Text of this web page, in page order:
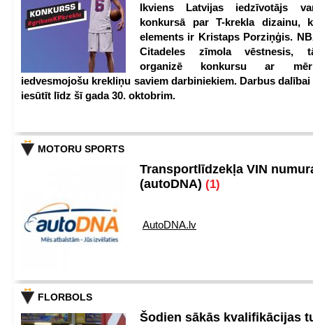
Ikviens Latvijas iedzīvotājs
konkursā par T-krekla dizainu,
elements ir Kristaps Porziņģis.
Citadeles zīmola vēstnesis,
organizē konkursu ar
iedvesmojošu krekliņu saviem darbiniekiem. Darbus
iesūtīt līdz šī gada 30. oktobrim.
MOTORU SPORTS
Transportlīdzekļa VIN
(autoDNA) (1)
AutoDNA.lv
FLORBOLS
Šodien sākās kvalifikācijas